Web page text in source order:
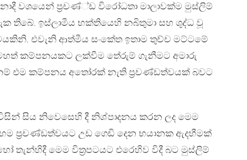
වශයෙන් ප‍්‍රචණ්්ඩ විරෝධතා මාලාවක්ම මුස්ලිම්
තිබේ. ඉස්ලාමීය භක්තියෙහි නබිතුමා සහ ශුද්ධ වූ
එවැනි ආත්මීය සංකේත ඉතාම තුච්ච මට්ටමේ
කම්පනයකට ලක්වීම තේරුම් ගැනීමට අමාරු
එම කම්පනය අතෝරක් නැති ප‍්‍රචණ්ඩත්වයක් බවට
සිය නිවෙසෙහි දී නිශ්පාදනය කරන ලද මෙම
ප‍්‍රචණ්ඩත්වයට උඩ ගෙඩි දෙන භයානක ඇදහීමක්
තැන්හිදී මෙම විත‍්‍රපටයට එරෙහිව විදී බට මුස්ලිම්